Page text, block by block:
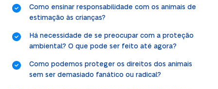
Como ensinar responsabilidade com os animais de
estimação às crianças?
Há necessidade de se preocupar com a proteção
ambiental? O que pode ser feito até agora?
Como podemos proteger os direitos dos animais
sem ser demasiado fanático ou radical?